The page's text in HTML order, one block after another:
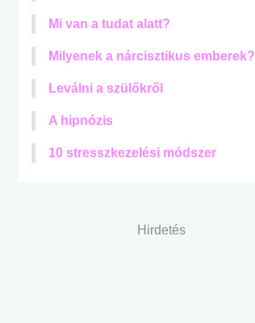
Mi van a tudat alatt?
Milyenek a nárcisztikus emberek?
Leválni a szülőkről
A hipnózis
10 stresszkezelési módszer
Hirdetés